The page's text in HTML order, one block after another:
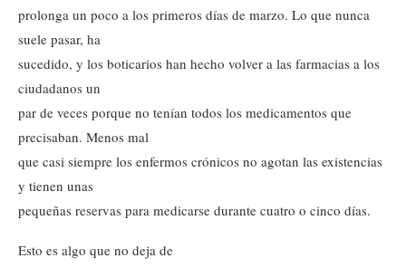
prolonga un poco a los primeros días de marzo. Lo que nunca
suele pasar, ha
sucedido, y los boticarios han hecho volver a las farmacias a los
ciudadanos un
par de veces porque no tenían todos los medicamentos que
precisaban. Menos mal
que casi siempre los enfermos crónicos no agotan las existencias
y tienen unas
pequeñas reservas para medicarse durante cuatro o cinco días.
Esto es algo que no deja de